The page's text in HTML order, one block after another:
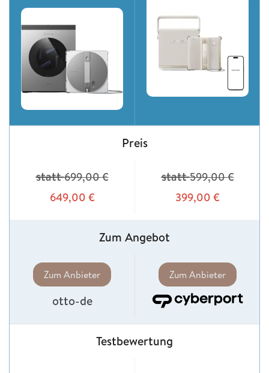
Preis
statt699,00€
649,00 €
statt599,00€
399,00 €
Zum Angebot
Zum Anbieter
otto-de
Zum Anbieter
Testbewertung